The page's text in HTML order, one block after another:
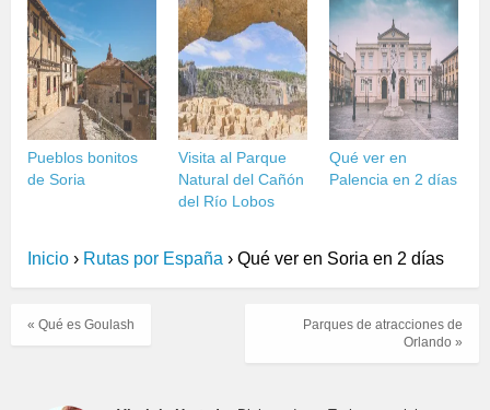
Pueblos bonitos
de Soria
Visita al Parque
Natural del Cañón
del Río Lobos
Qué ver en
Palencia en 2 días
Inicio › Rutas por España › Qué ver en Soria en 2 días
Parques de atracciones de
Orlando »
« Qué es Goulash